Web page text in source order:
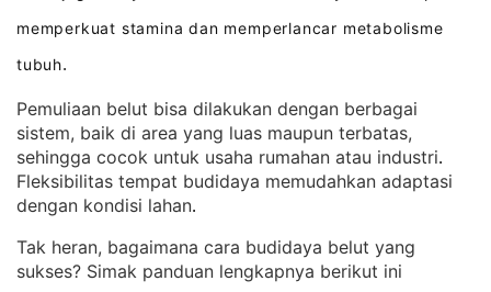
memperkuat stamina dan memperlancar metabolisme
tubuh.
Pemuliaan belut bisa dilakukan dengan berbagai
sistem, baik di area yang luas maupun terbatas,
sehingga cocok untuk usaha rumahan atau industri
Fleksibilitas tempat budidaya memudahkan adaptasi
dengan kondisi lahan.
Tak heran, bagaimana cara budidaya belut yang
sukses? Simak panduan lengkapnya berikut ini